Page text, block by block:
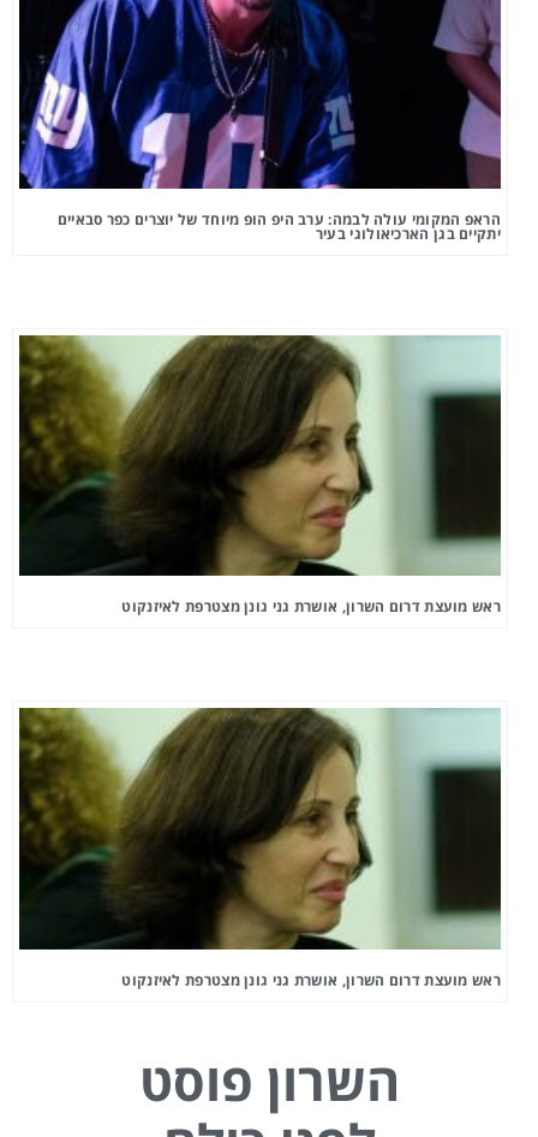
הראפ המקומי עולה לבמה: ערב היפ הופ מיוחד של יוצרים כפר סבאיים
יתקיים בגן הארכיאולוגי בעיר
ראש מועצת דרום השרון, אושרת גני גונן מצטרפת לאיזנקוט
ראש מועצת דרום השרון, אושרת גני גונן מצטרפת לאיזנקוט
השרון פוסט